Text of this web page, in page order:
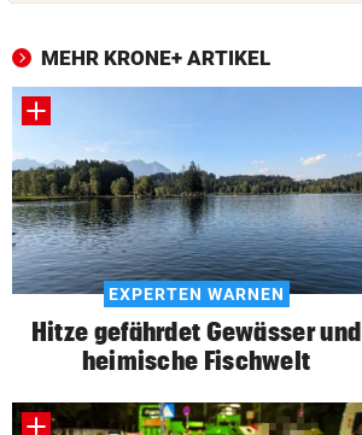
MEHR KRONE+ ARTIKEL
EXPERTEN WARNEN
Hitze gefährdet Gewässer und
heimische Fischwelt